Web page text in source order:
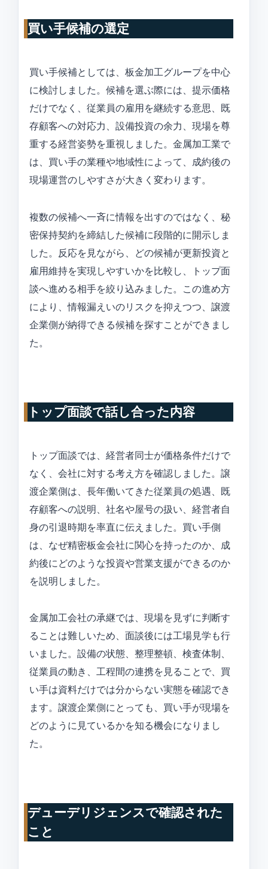
買い手候補の選定
買い手候補としては、板金加工グループを中心
に検討しました。候補を選ぶ際には、提示価格
だけでなく、従業員の雇用を継続する意思、既
存顧客への対応力、設備投資の余力、現場を尊
重する経営姿勢を重視しました。金属加工業で
は、買い手の業種や地域性によって、成約後の
現場運営のしやすさが大きく変わります。
複数の候補へ一斉に情報を出すのではなく、秘
密保持契約を締結した候補に段階的に開示しま
した。反応を見ながら、どの候補が更新投資と
雇用維持を実現しやすいかを比較し、トップ面
談へ進める相手を絞り込みました。この進め方
により、情報漏えいのリスクを抑えつつ、譲渡
企業側が納得できる候補を探すことができまし
た。
トップ面談で話し合った内容
トップ面談では、経営者同士が価格条件だけで
なく、会社に対する考え方を確認しました。譲
渡企業側は、長年働いてきた従業員の処遇、既
存顧客への説明、社名や屋号の扱い、経営者自
身の引退時期を率直に伝えました。買い手側
は、なぜ精密板金会社に関心を持ったのか、成
約後にどのような投資や営業支援ができるのか
を説明しました。
金属加工会社の承継では、現場を見ずに判断す
ることは難しいため、面談後には工場見学も行
いました。設備の状態、整理整頓、検査体制、
従業員の動き、工程間の連携を見ることで、買
い手は資料だけでは分からない実態を確認でき
ます。譲渡企業側にとっても、買い手が現場を
どのように見ているかを知る機会になりまし
た。
デューデリジェンスで確認された
こと